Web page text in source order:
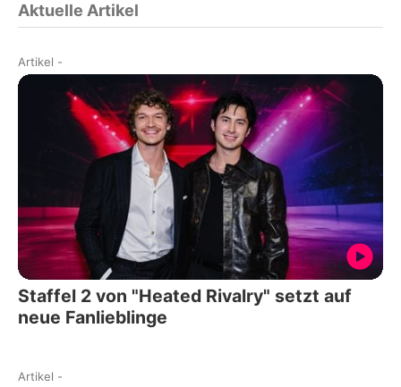
Aktuelle Artikel
Artikel -
Staffel 2 von "Heated Rivalry" setzt auf
neue Fanlieblinge
Artikel -